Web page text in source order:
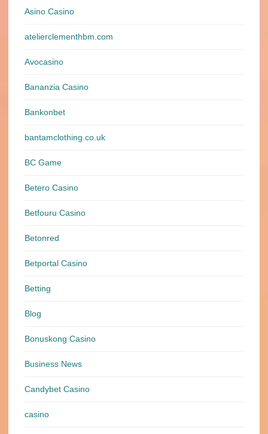
Asino Casino
atelierclementhbm.com
Avocasino
Bananzia Casino
Bankonbet
bantamclothing.co.uk
BC Game
Betero Casino
Betfouru Casino
Betonred
Betportal Casino
Betting
Blog
Bonuskong Casino
Business News
Candybet Casino
casino